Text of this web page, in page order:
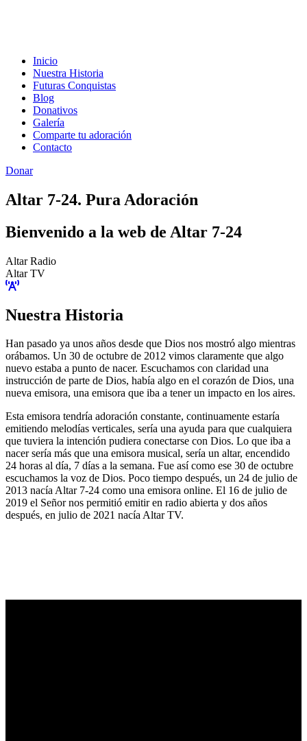
Inicio
Nuestra Historia
Futuras Conquistas
Blog
Donativos
Galería
Comparte tu adoración
Contacto
Donar
Altar 7-24. Pura Adoración
Bienvenido a la web de Altar 7-24
Altar Radio
Altar TV
Nuestra Historia
Han pasado ya unos años desde que Dios nos mostró algo mientras
orábamos. Un 30 de octubre de 2012 vimos claramente que algo
nuevo estaba a punto de nacer. Escuchamos con claridad una
instrucción de parte de Dios, había algo en el corazón de Dios, una
nueva emisora, una emisora que iba a tener un impacto en los aires.
Esta emisora tendría adoración constante, continuamente estaría
emitiendo melodías verticales, sería una ayuda para que cualquiera
que tuviera la intención pudiera conectarse con Dios. Lo que iba a
nacer sería más que una emisora musical, sería un altar, encendido
24 horas al día, 7 días a la semana. Fue así como ese 30 de octubre
escuchamos la voz de Dios. Poco tiempo después, un 24 de julio de
2013 nacía Altar 7-24 como una emisora online. El 16 de julio de
2019 el Señor nos permitió emitir en radio abierta y dos años
después, en julio de 2021 nacía Altar TV.